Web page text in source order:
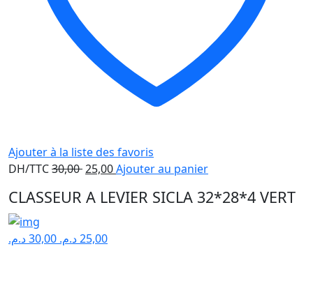
Ajouter à la liste des favoris
DH/TTC30,00Le
initial
30,00 .
25,00Le
actuel
Ajouter au panier
CLASSEUR A LEVIER SICLA 32*28*4 VERT
30,00د.م. 25,00د.م.